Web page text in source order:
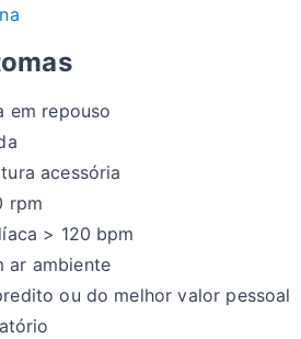
em repouso
acessória
rpm
> 120 bpm
ar ambiente
ou do melhor valor pessoal